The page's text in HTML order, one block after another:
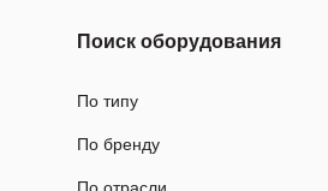
Поиск оборудования
По типу
По бренду
По отрасли